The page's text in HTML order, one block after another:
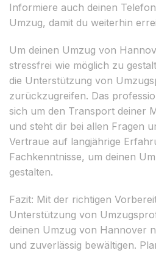
Informiere auch deinen
Umzug, damit du weiterhin
Um deinen Umzug von
stressfrei wie möglich zu
die Unterstützung von
zurückzugreifen. Das
sich um den Transport deiner
und steht dir bei allen Fragen
Vertraue auf langjährige
Fachkenntnisse, um deinen
gestalten.
Fazit: Mit der richtigen
Unterstützung von
deinen Umzug von Hannover
und zuverlässig bewältigen.